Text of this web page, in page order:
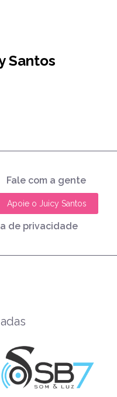
Santos
Fale com a gente
Apoie o Juicy Santos
de privacidade